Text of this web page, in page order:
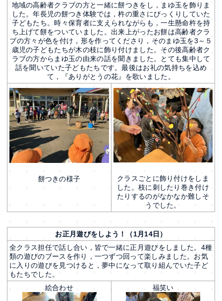
地域の高齢者クラブの方と一緒に餅つきをし，まゆ玉を飾りま
した。年長児の餅つき体験では，杵の重さにびっくりしていた
子どもたち。時々保育者に支えられながらも，一生懸命杵を持
ち上げて餅をついていました。出来上がったお餅は高齢者クラ
ブの方々が色を付け，形を作ってくださり，そのまゆ玉を3～５
歳児の子どもたちが木の枝に飾り付けました。その後高齢者ク
ラブの方からまゆ玉の由来の話を聞きました。とても集中して
話を聞いていた子どもたちです。最後はお礼の気持ちを込め
て，『ありがとうの花』を歌いました。
餅つきの様子
クラスごとに飾り付けをしま
した。枝に刺したり巻き付け
たりするのがなかなか難しそ
うでした。
お正月遊びをしよう！（1月14日）
全クラス担任で話し合い，皆で一緒に正月遊びをしました。4種
類の遊びのブースを作り，一つずつ回って楽しみました。お気
に入りの遊びを見つけると，夢中になって取り組んでいた子ど
もたちでした。
絵合わせ
福笑い